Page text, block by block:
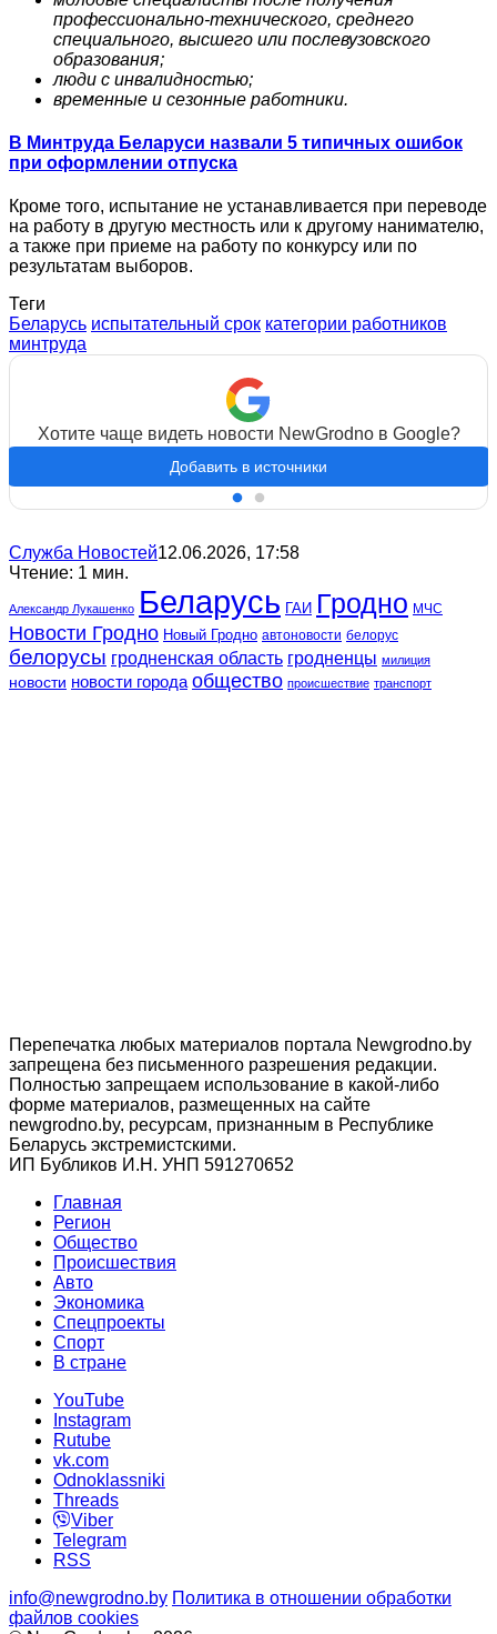
профессионально-технического, среднего
специального, высшего или послевузовского
образования;
люди с инвалидностью;
временные и сезонные работники.
В Минтруда Беларуси назвали 5 типичных ошибок
при оформлении отпуска
Кроме того, испытание не устанавливается при переводе
на работу в другую местность или к другому нанимателю,
а также при приеме на работу по конкурсу или по
результатам выборов.
Теги
Беларусь испытательный срок категории работников
минтруда
Хотите чаще видеть новости NewGrodno в Google?
Добавить в источники
Служба Новостей12.06.2026, 17:58
Чтение: 1 мин.
Александр Лукашенко Беларусь ГАИ Гродно МЧС
Новости Гродно Новый Гродно автоновости белорус
белорусы гродненская область гродненцы милиция
новости новости города общество происшествие транспорт
Перепечатка любых материалов портала Newgrodno.by
запрещена без письменного разрешения редакции.
Полностью запрещаем использование в какой-либо
форме материалов, размещенных на сайте
newgrodno.by, ресурсам, признанным в Республике
Беларусь экстремистскими.
ИП Бубликов И.Н. УНП 591270652
Главная
Регион
Общество
Происшествия
Авто
Экономика
Спецпроекты
Cпорт
В стране
YouTube
Instagram
Rutube
vk.com
Odnoklassniki
Threads
Viber
Telegram
RSS
info@newgrodno.by Политика в отношении обработки
файлов cookies